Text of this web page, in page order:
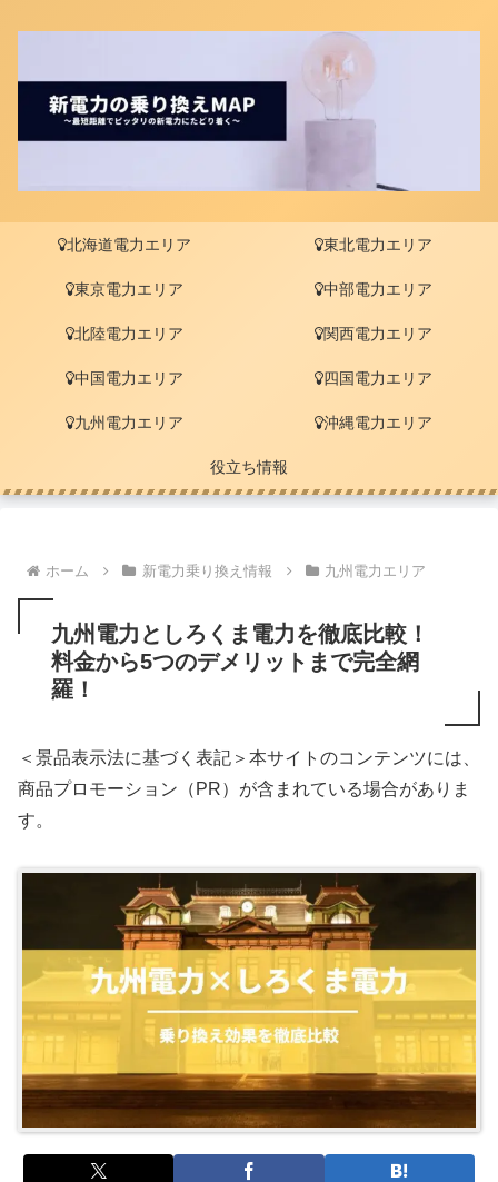
北海道電力エリア 東北電力エリア
東京電力エリア 中部電力エリア
北陸電力エリア 関西電力エリア
中国電力エリア 四国電力エリア
九州電力エリア 沖縄電力エリア
役立ち情報
ホーム 新電力乗り換え情報 九州電力エリア
九州電力としろくま電力を徹底比較！
料金から5つのデメリットまで完全網
羅！
＜景品表示法に基づく表記＞本サイトのコンテンツには、
商品プロモーション（PR）が含まれている場合がありま
す。